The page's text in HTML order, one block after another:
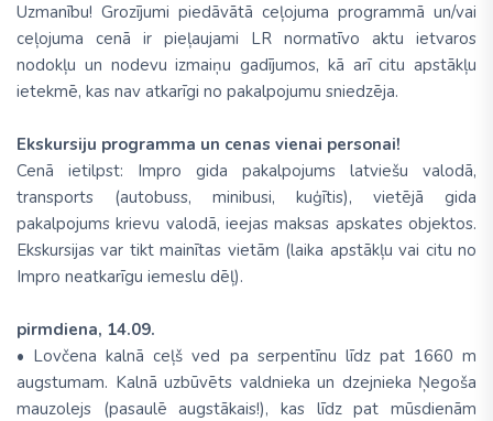
Uzmanību! Grozījumi piedāvātā ceļojuma programmā un/vai
ceļojuma cenā ir pieļaujami LR normatīvo aktu ietvaros
nodokļu un nodevu izmaiņu gadījumos, kā arī citu apstākļu
ietekmē, kas nav atkarīgi no pakalpojumu sniedzēja.
Ekskursiju programma un cenas vienai personai!
Cenā ietilpst: Impro gida pakalpojums latviešu valodā,
transports (autobuss, minibusi, kuģītis), vietējā gida
pakalpojums krievu valodā, ieejas maksas apskates objektos.
Ekskursijas var tikt mainītas vietām (laika apstākļu vai citu no
Impro neatkarīgu iemeslu dēļ).
pirmdiena, 14.09.
• Lovčena kalnā ceļš ved pa serpentīnu līdz pat 1660 m
augstumam. Kalnā uzbūvēts valdnieka un dzejnieka Ņegoša
mauzolejs (pasaulē augstākais!), kas līdz pat mūsdienām